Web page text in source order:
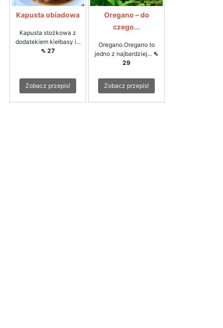
Kapusta obiadowa
Kapusta stożkowa z
dodatekiem kiełbasy i...
⇖ 27
Zobacz przepis!
Oregano – do
czego...
Oregano.Oregano to
jedno z najbardziej... ⇖
29
Zobacz przepis!